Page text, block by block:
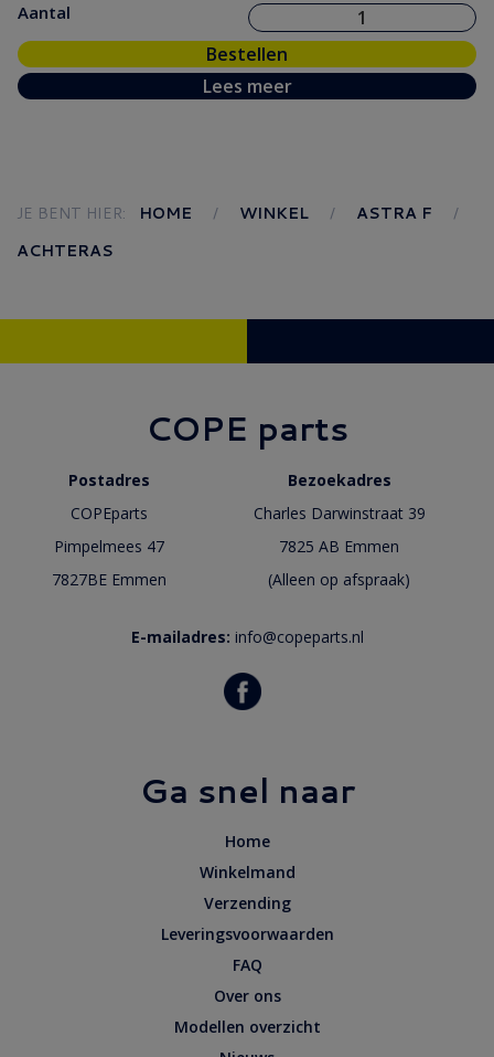
Aantal
Bestellen
Lees meer
JE BENT HIER: HOME WINKEL
ASTRA F
ACHTERAS
COPE parts
Postadres
Bezoekadres
COPEparts
Charles Darwinstraat 39
Pimpelmees 47
7825 AB Emmen
7827BE Emmen
(Alleen op afspraak)
E-mailadres: info@copeparts.nl
Ga snel naar
Home
Winkelmand
Verzending
Leveringsvoorwaarden
FAQ
Over ons
Modellen overzicht